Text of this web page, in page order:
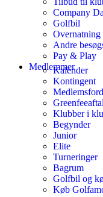
Company
Golfbil
Overnatning
Andre
Pay & Play
Medlemmer
Kalender
Kontingent
Klubber i
Begynder
Junior
Elite
Turneringer
Bagrum
Golfbil og
Køb